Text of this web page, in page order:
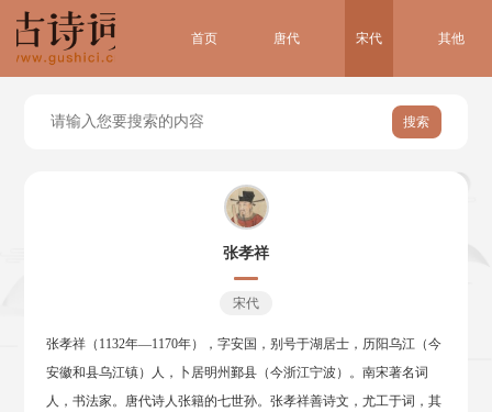
首页 唐代 宋代 其他
搜索
张孝祥
宋代
张孝祥（1132年—1170年），字安国，别号于湖居士，历阳乌江（今
安徽和县乌江镇）人，卜居明州鄞县（今浙江宁波）。南宋著名词
人，书法家。唐代诗人张籍的七世孙。张孝祥善诗文，尤工于词，其